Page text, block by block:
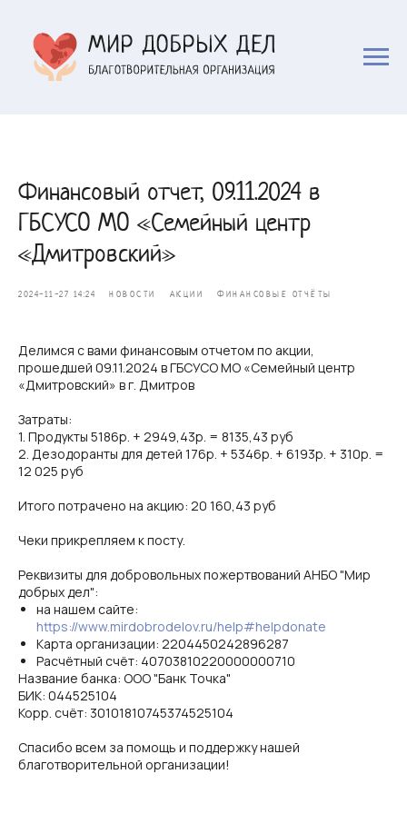
Финансовый отчет, 09.11.2024 в
ГБСУСО МО «Семейный центр
«Дмитровский»
2024-11-27 14:24 НОВОСТИ АКЦИИ ФИНАНСОВЫЕ ОТЧЁТЫ
Делимся с вами финансовым отчетом по акции,
прошедшей 09.11.2024 в ГБСУСО МО «Семейный центр
«Дмитровский» в г. Дмитров
Затраты:
1. Продукты 5186р. + 2949,43р. = 8135,43 руб
2. Дезодоранты для детей 176р. + 5346р. + 6193р. + 310р. =
12 025 руб
Итого потрачено на акцию: 20 160,43 руб
Чеки прикрепляем к посту.
Реквизиты для добровольных пожертвований АНБО "Мир
добрых дел":
на нашем сайте:
https://www.mirdobrodelov.ru/help#helpdonate
Карта организации: 2204450242896287
Расчётный счёт: 40703810220000000710
Название банка: ООО "Банк Точка"
БИК: 044525104
Корр. счёт: 30101810745374525104
Спасибо всем за помощь и поддержку нашей
благотворительной организации!